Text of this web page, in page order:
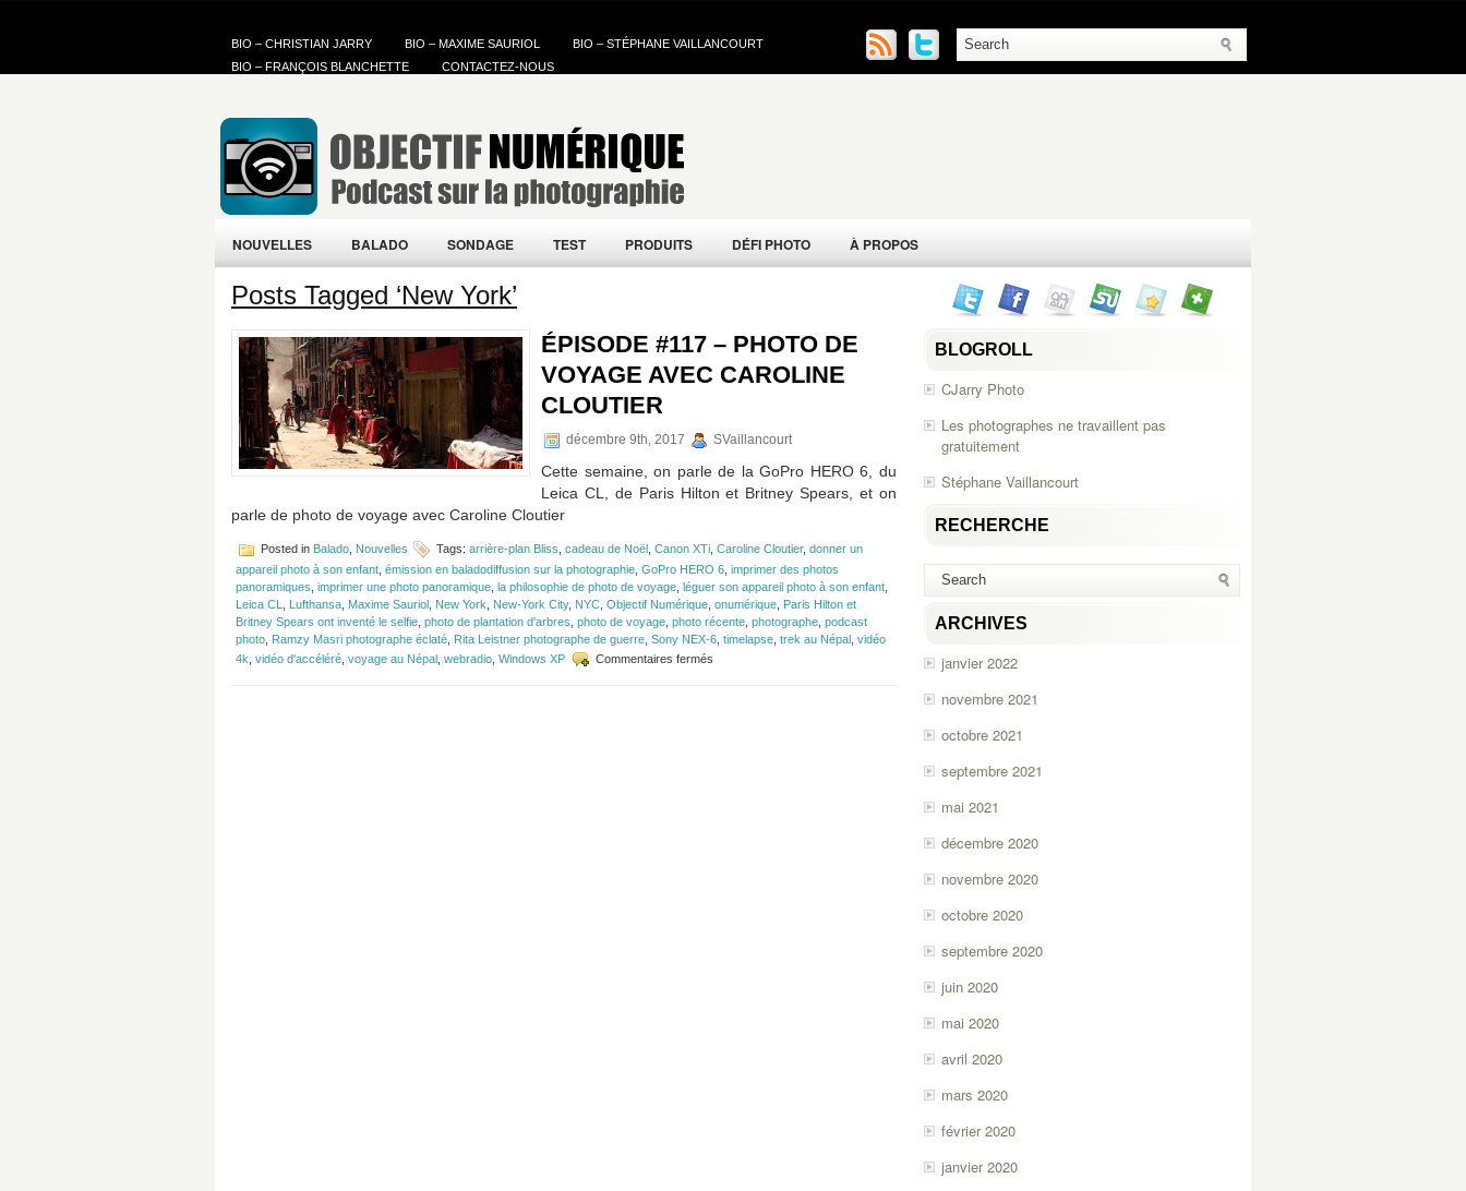
BIO – CHRISTIAN JARRY BIO – MAXIME SAURIOL
BIO – STÉPHANE VAILLANCOURT
BIO – FRANÇOIS BLANCHETTE
CONTACTEZ-NOUS
NOUVELLES BALADO SONDAGE TEST PRODUITS DÉFI PHOTO À PROPOS
Posts Tagged ‘New York’
ÉPISODE #117 – PHOTO DE
VOYAGE AVEC CAROLINE
CLOUTIER
décembre 9th, 2017 SVaillancourt
Cette semaine, on parle de la GoPro HERO 6, du
Leica CL, de Paris Hilton et Britney Spears, et on
parle de photo de voyage avec Caroline Cloutier
Posted in Balado Nouvelles Tags: arrière-plan Bliss cadeau de Noël Canon XTi Caroline Cloutier, donner un
appareil photo à son enfant émission en baladodiffusion sur la photographie GoPro HERO 6 imprimer des photos
panoramiques imprimer une photo panoramique la philosophie de photo de voyage léguer son appareil photo à son enfant
Leica CL
Lufthansa Maxime Sauriol New York New-York City, NYC Objectif Numérique onumérique Paris Hilton et
Britney Spears ont inventé le selfie photo de plantation d'arbres photo de voyage photo récente photographe podcast
photo Ramzy Masri photographe éclaté Rita Leistner photographe de guerre Sony NEX-6 timelapse trek au Népal vidéo
4k vidéo d'accéléré voyage au Népal webradio Windows XP Commentaires fermés
#117
BLOGROLL
CJarry Photo
Les photographes ne travaillent pas
gratuitement
Stéphane Vaillancourt
RECHERCHE
ARCHIVES
janvier 2022
novembre 2021
octobre 2021
septembre 2021
mai 2021
décembre 2020
novembre 2020
octobre 2020
septembre 2020
juin 2020
mai 2020
avril 2020
mars 2020
février 2020
janvier 2020